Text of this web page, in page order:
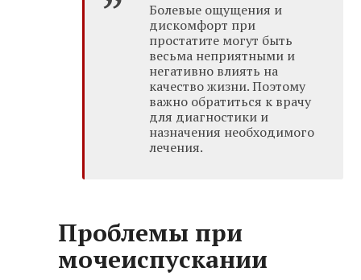
Болевые ощущения и
дискомфорт при
простатите могут быть
весьма неприятными и
негативно влиять на
качество жизни. Поэтому
важно обратиться к врачу
для диагностики и
назначения необходимого
лечения.
Проблемы при
мочеиспускании